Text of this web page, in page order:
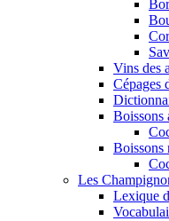
Vins des
Cépages
Boissons
Boissons
Les
Lexique